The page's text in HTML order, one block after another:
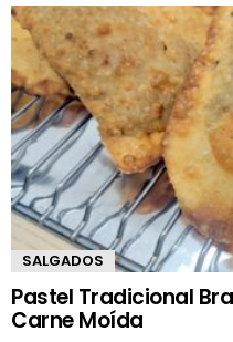
SALGADOS
Pastel Tradicional
Carne Moída